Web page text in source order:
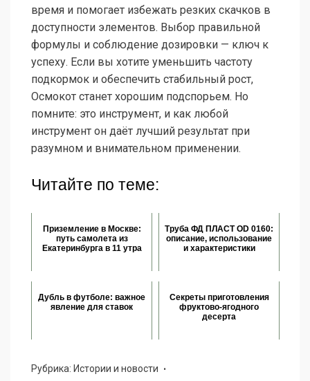
время и помогает избежать резких скачков в
доступности элементов. Выбор правильной
формулы и соблюдение дозировки — ключ к
успеху. Если вы хотите уменьшить частоту
подкормок и обеспечить стабильный рост,
Осмокот станет хорошим подспорьем. Но
помните: это инструмент, и как любой
инструмент он даёт лучший результат при
разумном и внимательном применении.
Читайте по теме:
Приземление в Москве:
путь самолета из
Екатеринбурга в 11 утра
Труба ФД ПЛАСТ ОD 0160:
описание, использование
и характеристики
Дубль в футболе: важное
явление для ставок
Секреты приготовления
фруктово-ягодного
десерта
Рубрика: Истории и новости